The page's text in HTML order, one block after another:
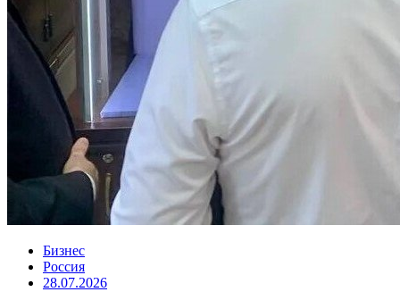
Бизнес
Россия
28.07.2026